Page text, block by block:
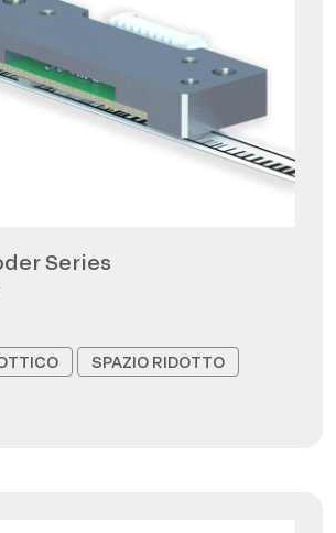
Series
SPAZIO RIDOTTO